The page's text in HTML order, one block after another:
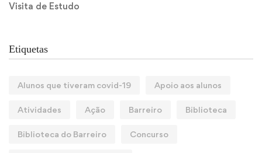
Visita de Estudo
Etiquetas
Alunos que tiveram covid-19 Apoio aos alunos
Atividades Ação Barreiro Biblioteca
Biblioteca do Barreiro Concurso